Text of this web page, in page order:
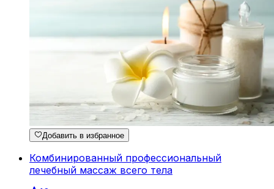
Добавить в избранное
Комбинированный профессиональный
лечебный массаж всего тела